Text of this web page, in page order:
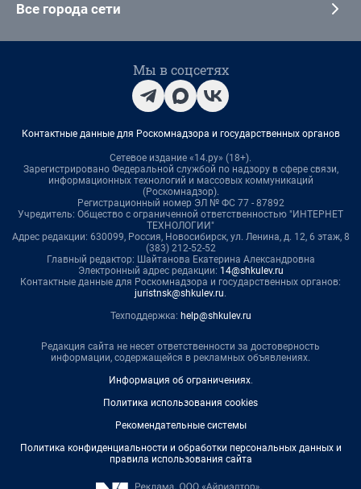
Все города сети
Мы в соцсетях
Контактные данные для Роскомнадзора и государственных органов
Сетевое издание «14.ру» (18+).
Зарегистрировано Федеральной службой по надзору в сфере связи,
информационных технологий и массовых коммуникаций
(Роскомнадзор).
Регистрационный номер ЭЛ № ФС 77 - 87892
Учредитель: Общество с ограниченной ответственностью "ИНТЕРНЕТ
ТЕХНОЛОГИИ"
Адрес редакции: 630099, Россия, Новосибирск, ул. Ленина, д. 12, 6 этаж, 8
(383) 212-52-52
Главный редактор: Шайтанова Екатерина Александровна
Электронный адрес редакции: 14@shkulev.ru
Контактные данные для Роскомнадзора и государственных органов:
juristnsk@shkulev.ru.
Техподдержка: help@shkulev.ru
Редакция сайта не несет ответственности за достоверность
информации, содержащейся в рекламных объявлениях.
Информация об ограничениях.
Политика использования cookies
Рекомендательные системы
Политика конфиденциальности и обработки персональных данных и
правила использования сайта